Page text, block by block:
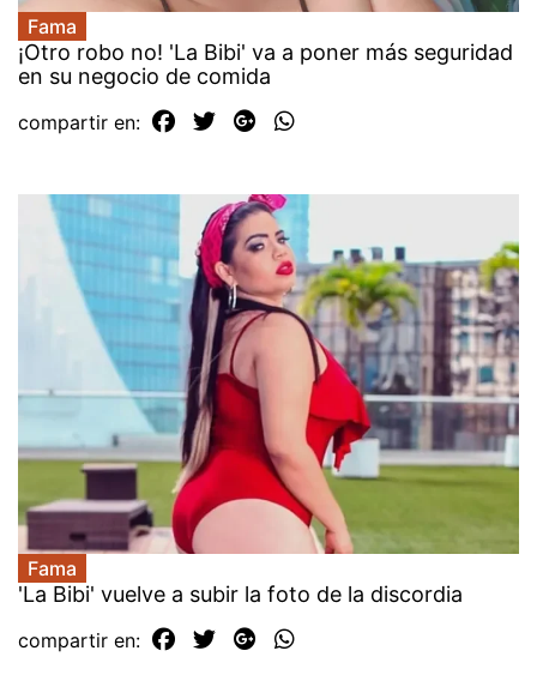
Fama
¡Otro robo no! 'La Bibi' va a poner más seguridad
en su negocio de comida
compartir en:
Fama
'La Bibi' vuelve a subir la foto de la discordia
compartir en: